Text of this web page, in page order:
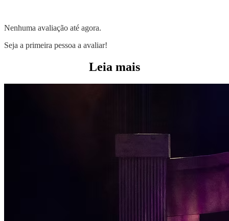
Nenhuma avaliação até agora.
Seja a primeira pessoa a avaliar!
Leia mais